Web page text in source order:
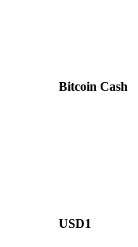
Bitcoin Cash
USD1